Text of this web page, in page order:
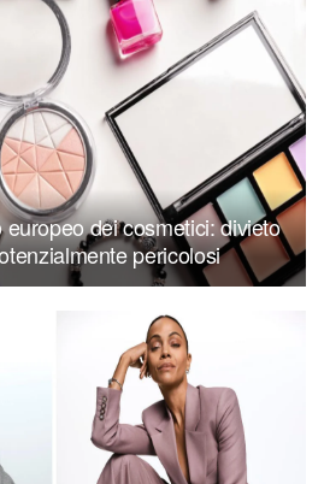
dei cosmetici: divieto
pericolosi